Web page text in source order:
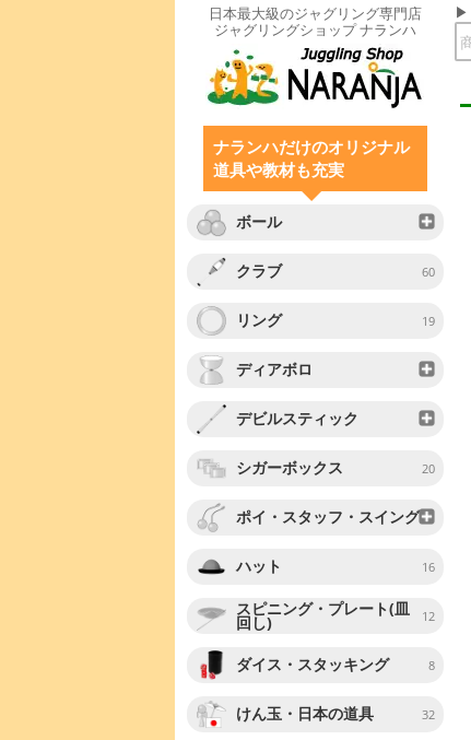
日本最大級のジャグリング専門店
ジャグリングショップ ナランハ
ナランハだけのオリジナル
道具や教材も充実
ボール
クラブ 60
リング 19
ディアボロ
デビルスティック
シガーボックス 20
ポイ・スタッフ・スイング
ハット 16
スピニング・プレート(皿
回し) 12
ダイス・スタッキング 8
けん玉・日本の道具 32